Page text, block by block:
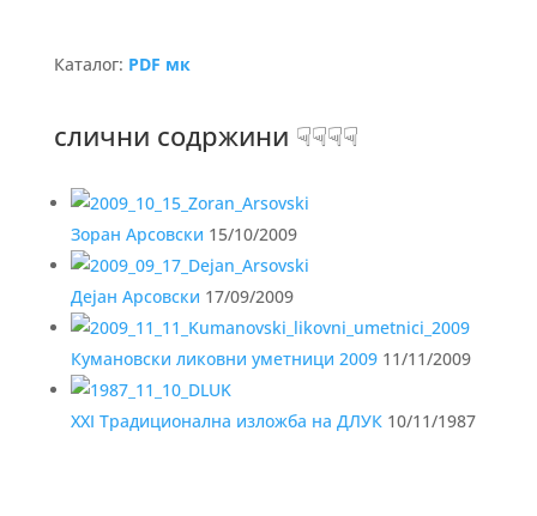
Каталог: PDF мк
слични содржини ☟☟☟☟
Зоран Арсовски 15/10/2009
Дејан Арсовски 17/09/2009
Кумановски ликовни уметници 200911/11/2009
XXI Традиционална изложба на ДЛУК10/11/1987